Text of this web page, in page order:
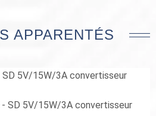
APPARENTÉS
5V/15W/3A convertisseur
SD 5V/15W/3A convertisseur